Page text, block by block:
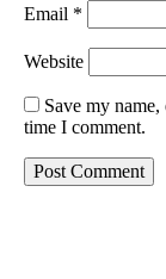
Email *
Website
Save my
time I comment.